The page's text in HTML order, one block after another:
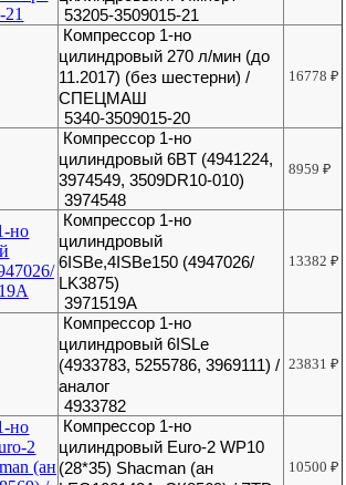
53205-3509015-21
Компрессор 1-но
цилиндровый 270 л/мин (до
11.2017) (без шестерни) /
СПЕЦМАШ
5340-3509015-20
16778₽
Компрессор 1-но
цилиндровый 6BT (4941224,
3974549, 3509DR10-010)
3974548
8959₽
Компрессор 1-но
цилиндровый
6ISBe,4ISBe150 (4947026/
LK3875)
3971519А
13382₽
Компрессор 1-но
цилиндровый 6ISLe
(4933783, 5255786, 3969111) /
аналог
4933782
23831₽
Компрессор 1-но
цилиндровый Euro-2 WP10
(28*35) Shacman (ан
10500₽